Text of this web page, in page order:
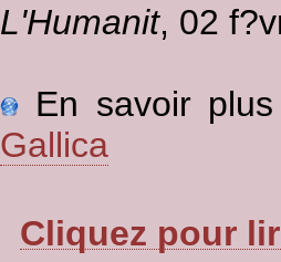
L'Humanit, 02
En savoir
Gallica
Cliquez pour